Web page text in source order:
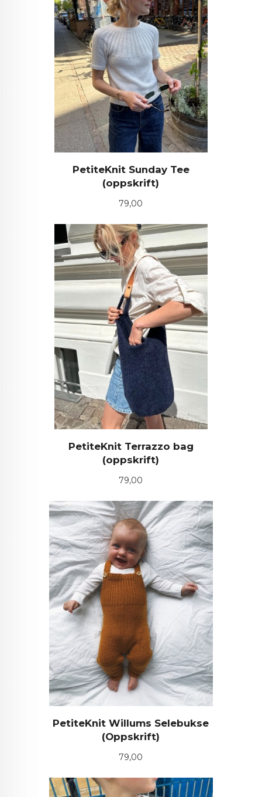
PetiteKnit Sunday Tee
(oppskrift)
Pris
79,00
PetiteKnit Terrazzo bag
(oppskrift)
Pris
79,00
PetiteKnit Willums Selebukse
(Oppskrift)
Pris
79,00